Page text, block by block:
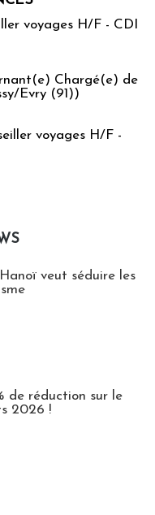
voyages H/F - CDI
Chargé(e) de
Evry (91))
voyages H/F -
veut séduire les
de réduction sur le
2026 !